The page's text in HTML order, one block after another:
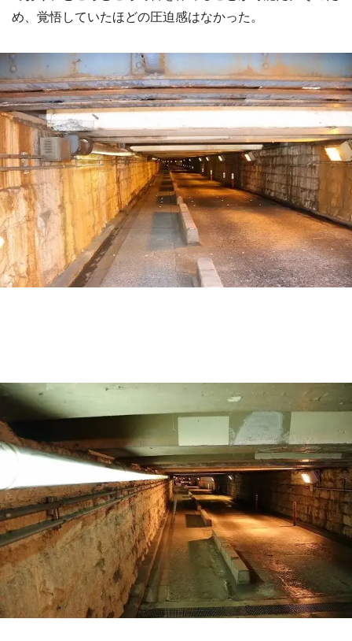
め、覚悟していたほどの圧迫感はなかった。